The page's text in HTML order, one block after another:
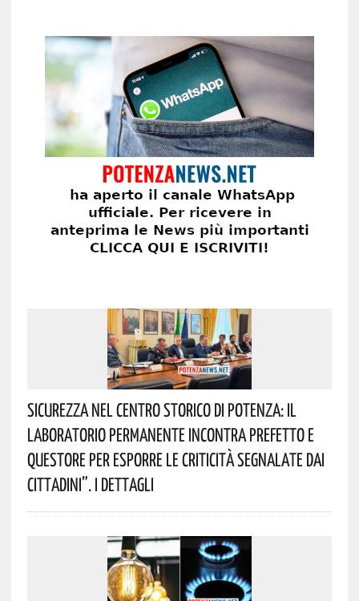
Sicurezza Nel Centro Storico Di Potenza: Il
Laboratorio Permanente Incontra Prefetto E
Questore Per Esporre Le Criticità Segnalate Dai
Cittadini”. I Dettagli